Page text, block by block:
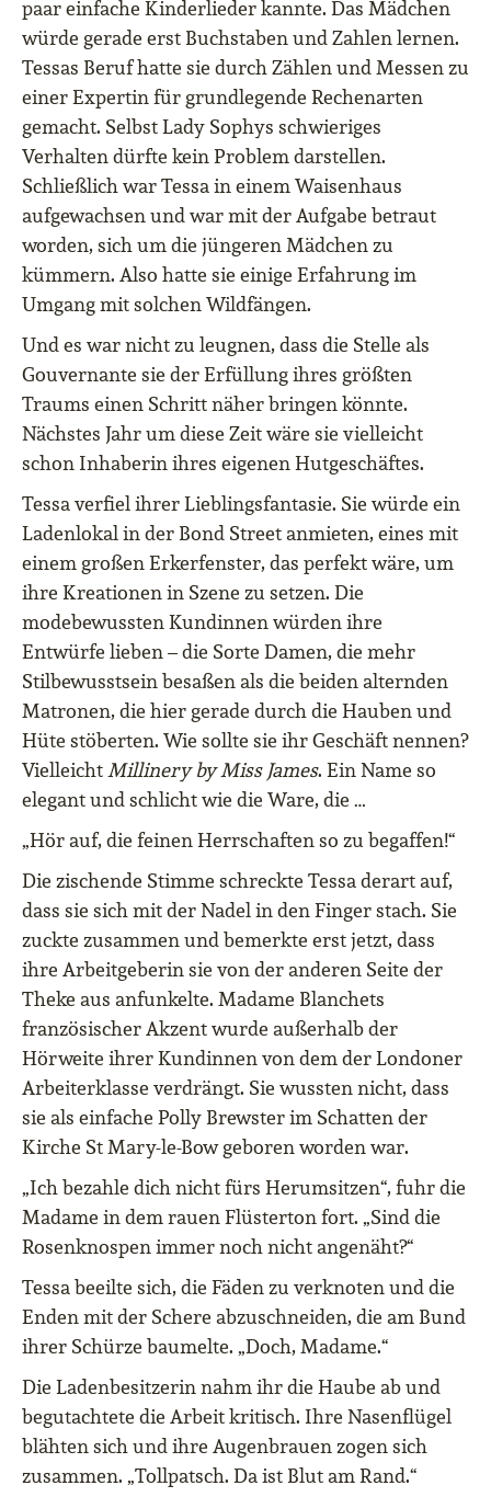
paar einfache Kinderlieder kannte. Das Mädchen
würde gerade erst Buchstaben und Zahlen lernen.
Tessas Beruf hatte sie durch Zählen und Messen zu
einer Expertin für grundlegende Rechenarten
gemacht. Selbst Lady Sophys schwieriges
Verhalten dürfte kein Problem darstellen.
Schließlich war Tessa in einem Waisenhaus
aufgewachsen und war mit der Aufgabe betraut
worden, sich um die jüngeren Mädchen zu
kümmern. Also hatte sie einige Erfahrung im
Umgang mit solchen Wildfängen.
Und es war nicht zu leugnen, dass die Stelle als
Gouvernante sie der Erfüllung ihres größten
Traums einen Schritt näher bringen könnte.
Nächstes Jahr um diese Zeit wäre sie vielleicht
schon Inhaberin ihres eigenen Hutgeschäftes.
Tessa verfiel ihrer Lieblingsfantasie. Sie würde ein
Ladenlokal in der Bond Street anmieten, eines mit
einem großen Erkerfenster, das perfekt wäre, um
ihre Kreationen in Szene zu setzen. Die
modebewussten Kundinnen würden ihre
Entwürfe lieben – die Sorte Damen, die mehr
Stilbewusstsein besaßen als die beiden alternden
Matronen, die hier gerade durch die Hauben und
Hüte stöberten. Wie sollte sie ihr Geschäft nennen?
VielleichtMillinery by Miss James. Ein Name so
elegant und schlicht wie die Ware, die …
„Hör auf, die feinen Herrschaften so zu begaffen!“
Die zischende Stimme schreckte Tessa derart auf,
dass sie sich mit der Nadel in den Finger stach. Sie
zuckte zusammen und bemerkte erst jetzt, dass
ihre Arbeitgeberin sie von der anderen Seite der
Theke aus anfunkelte. Madame Blanchets
französischer Akzent wurde außerhalb der
Hörweite ihrer Kundinnen von dem der Londoner
Arbeiterklasse verdrängt. Sie wussten nicht, dass
sie als einfache Polly Brewster im Schatten der
Kirche St Mary-le-Bow geboren worden war.
„Ich bezahle dich nicht fürs Herumsitzen“, fuhr die
Madame in dem rauen Flüsterton fort. „Sind die
Rosenknospen immer noch nicht angenäht?“
Tessa beeilte sich, die Fäden zu verknoten und die
Enden mit der Schere abzuschneiden, die am Bund
ihrer Schürze baumelte. „Doch, Madame.“
Die Ladenbesitzerin nahm ihr die Haube ab und
begutachtete die Arbeit kritisch. Ihre Nasenflügel
blähten sich und ihre Augenbrauen zogen sich
zusammen. „Tollpatsch. Da ist Blut am Rand.“